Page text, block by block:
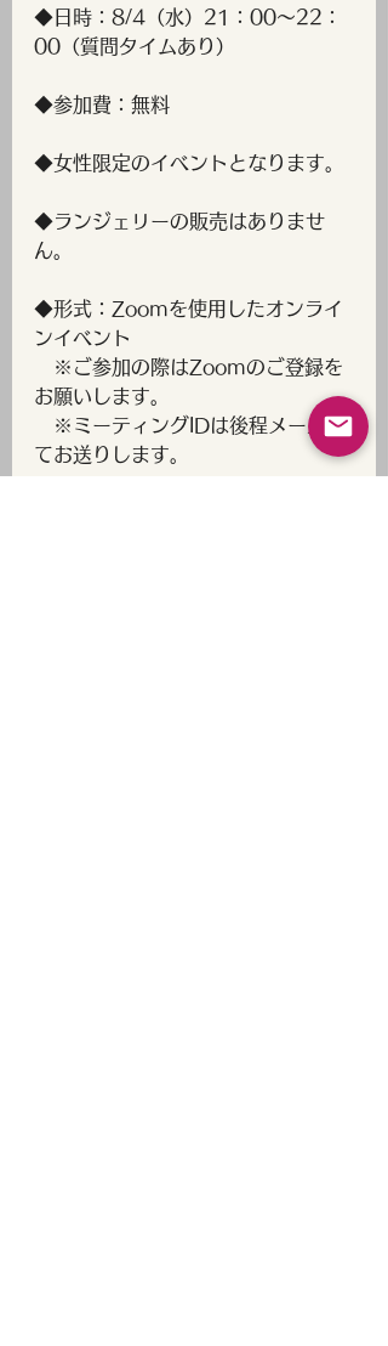
◆日時：8/4（水）21：00～22：
00（質問タイムあり）
◆参加費：無料
◆女性限定のイベントとなります。
◆ランジェリーの販売はありませ
ん。
◆形式：Zoomを使用したオンライ
ンイベント
※ご参加の際はZoomのご登録を
お願いします。
※ミーティングIDは後程メールに
てお送りします。